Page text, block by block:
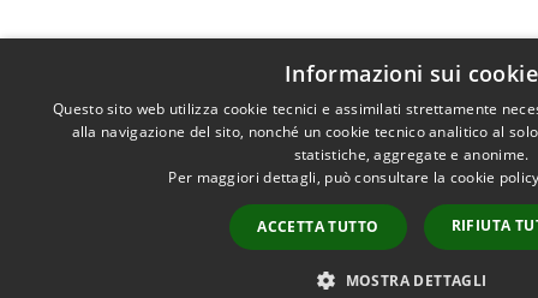
Informazioni sui cookie
Questo sito web utilizza cookie tecnici e assimilati strettamente
alla navigazione del sito, nonché un cookie tecnico analitico al
statistiche, aggregate e anonime.
Per maggiori dettagli, può consultare la cookie
ACCETTA TUTTO RIFIUTA
MOSTRA DETTAGLI